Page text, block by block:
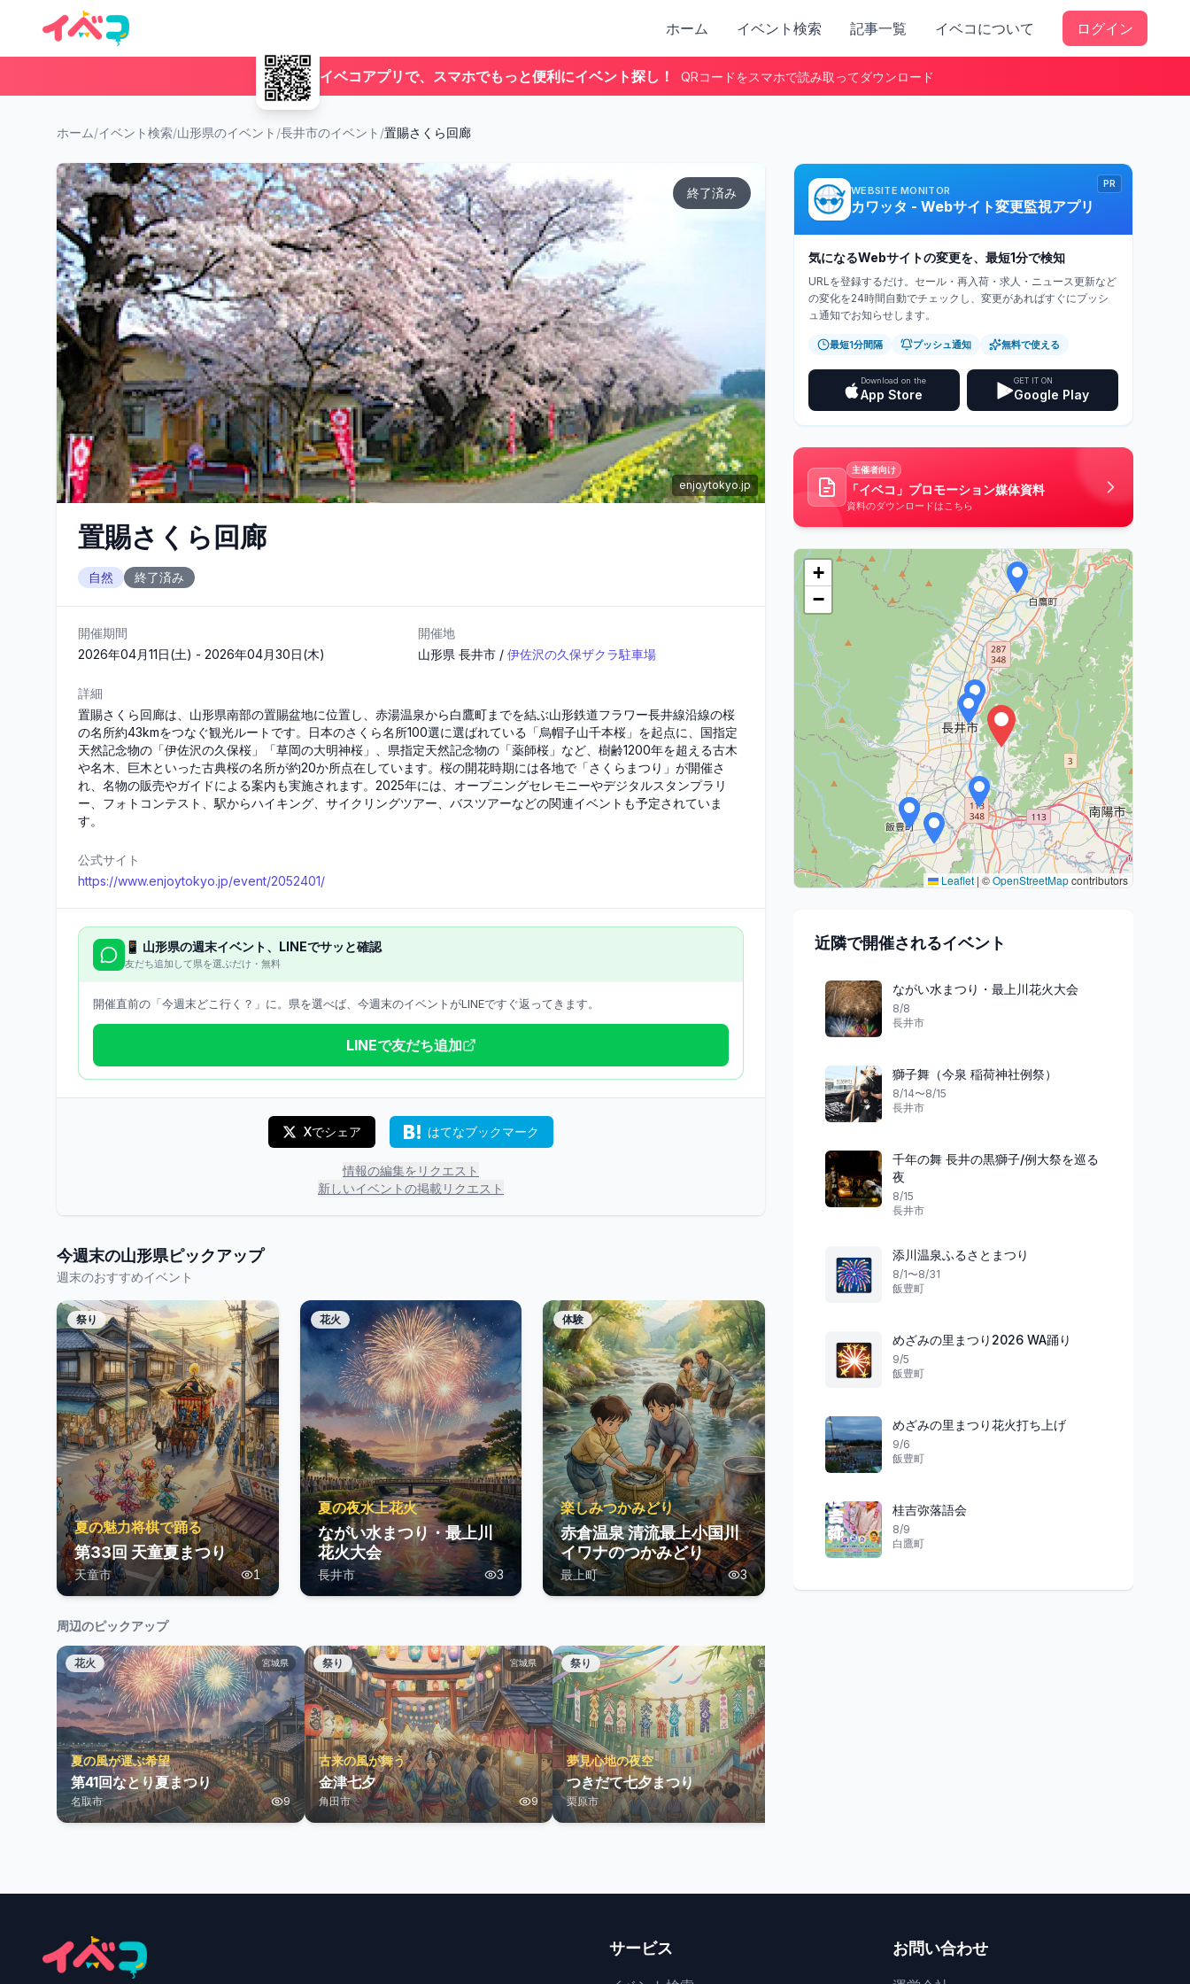
ホーム イベント検索 記事一覧 イベコについて ログイン
イベコアプリで、スマホでもっと便利にイベント探し！ QRコードをスマホで読み取ってダウンロード
ホーム/イベント検索/山形県のイベント /長井市のイベント /置賜さくら回廊
enjoytokyo.jp
終了済み
置賜さくら回廊
自然 終了済み
開催期間
2026年04月11日(土) - 2026年04月30日(木)
開催地
山形県 長井市 / 伊佐沢の久保ザクラ駐車場
詳細
置賜さくら回廊は、山形県南部の置賜盆地に位置し、赤湯温泉から白鷹町までを結ぶ山形鉄道フラワー長井線沿線の桜
の名所約43kmをつなぐ観光ルートです。日本のさくら名所100選に選ばれている「烏帽子山千本桜」を起点に、国指定
天然記念物の「伊佐沢の久保桜」「草岡の大明神桜」、県指定天然記念物の「薬師桜」など、樹齢1200年を超える古木
や名木、巨木といった古典桜の名所が約20か所点在しています。桜の開花時期には各地で「さくらまつり」が開催さ
れ、名物の販売やガイドによる案内も実施されます。2025年には、オープニングセレモニーやデジタルスタンプラリ
ー、フォトコンテスト、駅からハイキング、サイクリングツアー、バスツアーなどの関連イベントも予定されていま
す。
公式サイト
https://www.enjoytokyo.jp/event/2052401/
📱 山形県の週末イベント、LINEでサッと確認
友だち追加して県を選ぶだけ・無料
開催直前の「今週末どこ行く？」に。県を選べば、今週末のイベントがLINEですぐ返ってきます。
LINEで友だち追加
Xでシェア はてなブックマーク
情報の編集をリクエスト
新しいイベントの掲載リクエスト
今週末の山形県ピックアップ
週末のおすすめイベント
祭り
夏の魅力将棋で踊る
第33回 天童夏まつり
天童市 1
花火
夏の夜水上花火
ながい水まつり・最上川
花火大会
長井市 3
体験
楽しみつかみどり
赤倉温泉 清流最上小国川
イワナのつかみどり
最上町 3
周辺のピックアップ
花火 宮城県
夏の風が運ぶ希望
第41回なとり夏まつり
名取市 9
祭り 宮城県
古来の風が舞う
金津七夕
角田市 9
祭り 宮城県
夢見心地の夜空
つきだて七夕まつり
栗原市
PR
WEBSITE MONITOR
カワッタ - Webサイト変更監視アプリ
気になるWebサイトの変更を、最短1分で検知
URLを登録するだけ。セール・再入荷・求人・ニュース更新など
の変化を24時間自動でチェックし、変更があればすぐにプッシ
ュ通知でお知らせします。
最短1分間隔 プッシュ通知 無料で使える
Download on the
App Store
GET IT ON
Google Play
主催者向け
「イベコ」プロモーション媒体資料
資料のダウンロードはこちら
+
−
Leaflet |©OpenStreetMapcontributors
近隣で開催されるイベント
ながい水まつり・最上川花火大会
8/8
長井市
獅子舞（今泉 稲荷神社例祭）
8/14〜8/15
長井市
千年の舞 長井の黒獅子/例大祭を巡る
夜
8/15
長井市
🎆
添川温泉ふるさとまつり
8/1〜8/31
飯豊町
🎇
めざみの里まつり2026 WA踊り
9/5
飯豊町
めざみの里まつり花火打ち上げ
9/6
飯豊町
桂吉弥落語会
8/9
白鷹町
サービス お問い合わせ